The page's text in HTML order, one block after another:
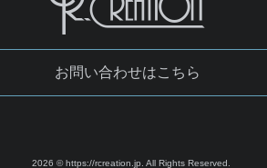
お問い合わせはこちら
2026 © https://rcreation.jp. All Rights Reserved.